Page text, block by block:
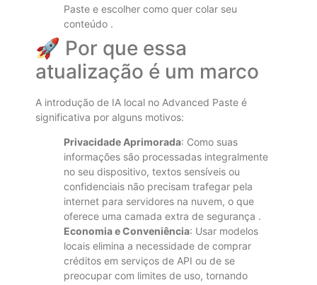
Paste e escolher como quer colar seu
conteúdo .
🚀 Por que essa
atualização é um marco
A introdução de IA local no Advanced Paste é
significativa por alguns motivos:
Privacidade Aprimorada: Como suas
informações são processadas integralmente
no seu dispositivo, textos sensíveis ou
confidenciais não precisam trafegar pela
internet para servidores na nuvem, o que
oferece uma camada extra de segurança .
Economia e Conveniência: Usar modelos
locais elimina a necessidade de comprar
créditos em serviços de API ou de se
preocupar com limites de uso, tornando